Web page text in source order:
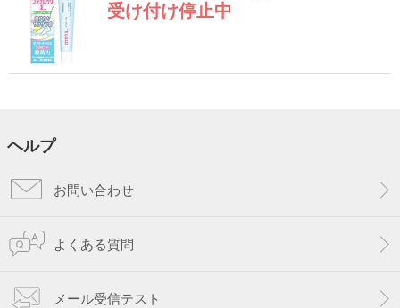
受け付け停止中
ヘルプ
お問い合わせ
よくある質問
メール受信テスト